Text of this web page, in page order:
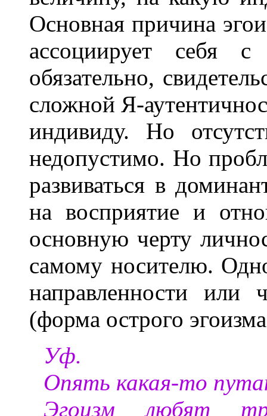
Основная причина
ассоциирует себя
обязательно,
сложной Я-
индивиду. Но
недопустимо. Но
развиваться в
на восприятие и
основную черту
самому носителю.
направленности или
(форма острого
Уф.
Опять какая-то
Эгоизм любят